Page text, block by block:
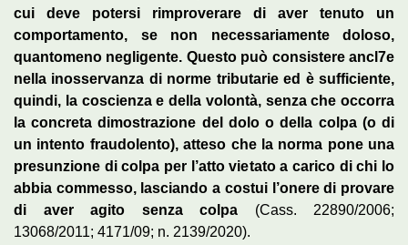
cui deve potersi rimproverare di aver tenuto un
comportamento, se non necessariamente doloso,
quantomeno negligente. Questo può consistere ancl7e
nella inosservanza di norme tributarie ed è sufficiente,
quindi, la coscienza e della volontà, senza che occorra
la concreta dimostrazione del dolo o della colpa (o di
un intento fraudolento), atteso che la norma pone una
presunzione di colpa per l’atto vietato a carico di chi lo
abbia commesso, lasciando a costui l’onere di provare
di aver agito senza colpa (Cass. 22890/2006;
13068/2011; 4171/09; n. 2139/2020).